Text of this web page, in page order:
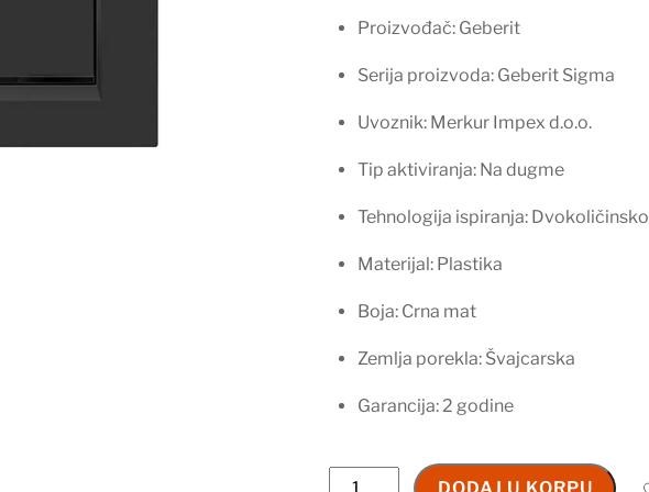
Proizvođač: Geberit
Serija proizvoda: Geberit Sigma
Uvoznik: Merkur Impex d.o.o.
Tip aktiviranja: Na dugme
Tehnologija ispiranja: Dvokoličinsko
Materijal: Plastika
Boja: Crna mat
Zemlja porekla: Švajcarska
Garancija: 2 godine
Geberit